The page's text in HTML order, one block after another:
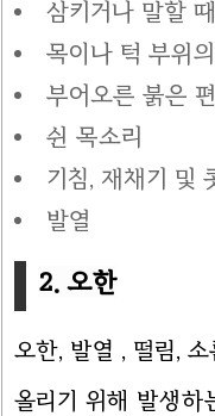
삼키거나 말할
목이나 턱 부위
부어오른 붉은
쉰 목소리
기침, 재채기 및
발열
2. 오한
오한, 발열 , 떨림,
올리기 위해 발생하